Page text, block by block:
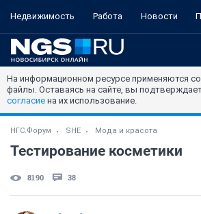
Недвижимость Работа Новости
На информационном ресурсе применяются
файлы. Оставаясь на сайте, вы
согласие на их использование.